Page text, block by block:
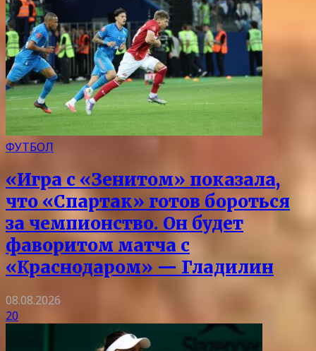
ФУТБОЛ
«Игра с «Зенитом» показала,
что «Спартак» готов бороться
за чемпионство. Он будет
фаворитом матча с
«Краснодаром» — Гладилин
08.08.2026
20